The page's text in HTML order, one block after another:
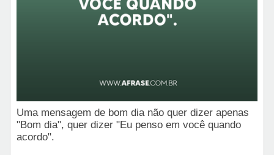
Uma mensagem de bom dia não quer dizer apenas
"Bom dia", quer dizer "Eu penso em você quando
acordo".